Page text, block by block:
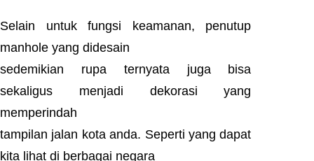
Selain untuk fungsi keamanan, penutup
manhole yang didesain
sedemikian rupa ternyata juga bisa
sekaligus menjadi dekorasi yang
memperindah
tampilan jalan kota anda. Seperti yang dapat
kita lihat di berbagai negara